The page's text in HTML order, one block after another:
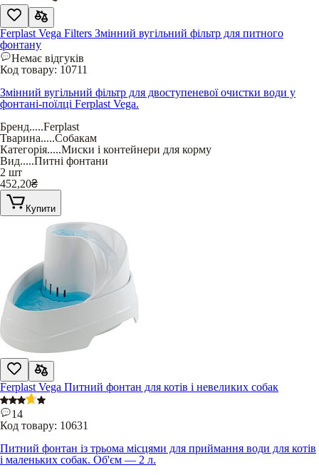
Ferplast Vega Filters Змінний вугільний фільтр для питного
фонтану
Немає відгуків
Код товару: 10711
Змінний вугільний фільтр для двоступеневої очистки води у
фонтані-поїлці Ferplast Vega.
Бренд.....Ferplast
Тварина.....Собакам
Категорія.....Миски і контейнери для корму
Вид.....Питні фонтани
2 шт
452,20₴
Купити
Ferplast Vega Питний фонтан для котів і невеликих собак
14
Код товару: 10631
Питний фонтан із трьома місцями для приймання води для котів
і маленьких собак. Об'єм — 2 л.